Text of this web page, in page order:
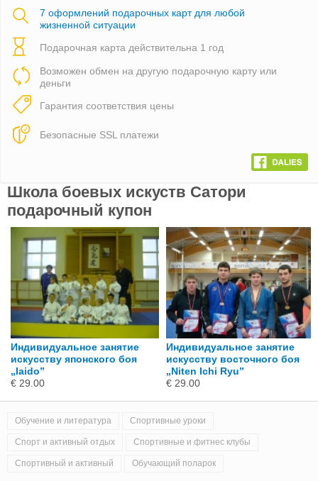
7 оформлений подарочных карт для любой
жизненной ситуации
Подарочная карта действительна 1 год
Возможен обмен на другую подарочную карту или
деньги
Гарантия соответствия цены
Безопасные SSL платежи
Школа боевых искуств Сатори
подарочный купон
Индивидуальное занятие
искусству японского боя
„Iaido”
€ 29.00
Индивидуальное занятие
искусству восточного боя
„Niten Ichi Ryu”
€ 29.00
Обучение и литература Спортивные уроки
Спорт и активный отдых Спортивные и фитнес клубы
Спортивный и активный Обучающий поларок